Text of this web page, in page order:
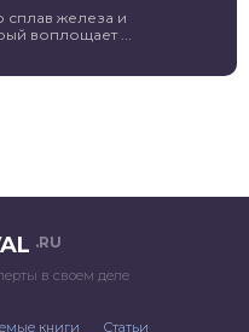
сплав железа и
воплощает ...
.RU
в своем деле
книги Статьи